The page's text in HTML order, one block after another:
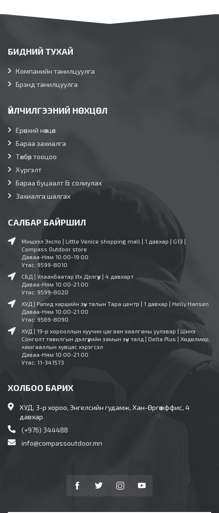
БИДНИЙ ТУХАЙ
Компанийн танилцуулга
Брэнд танилцуулга
ҮЙЛЧИЛГЭЭНИЙ НӨХЦӨЛ
Ерөнхий нөхцөл
Бараа захиалга
Төлбөр тооцоо
Хүргэлт
Бараа буцаалт & солиулах
Захиалга шалгах
САЛБАР БАЙРШИЛ
Мишээл Экспо | Little Venice shopping mall | 1 давхар | G13 |
Compass Outdoor store
Даваа-Ням 10:00-19:00
Утас: 9599-8010
СБД | Улаанбаатар Их Дэлгүүр | 4 давхарт
Даваа-Ням 10:00-21:00
Утас: 9599-8020
ХУД | Рапид харшийн зүүн талын Тара центр | 1 давхар | Helly Hansen
Даваа-Ням 10:00-21:00
Утас: 9569-8090
ХУД | 19-р хорооллын хуучин цагаан хаалганы уулзвар | Шинэ
Сонголт тавилгын дэлгүүрийн замын зүүн талд | Delta Plus | Хөдөлмөр,
хамгааллын хувцас хэрэгсэл
Даваа-Ням 10:00-21:00
Утас: 11-341573
ХОЛБОО БАРИХ
ХУД, 3-р хороо, Энгелсийн гудамж, Хан-Өргөө оффис, 4
давхар
(+976) 344488
info@compassoutdoor.mn